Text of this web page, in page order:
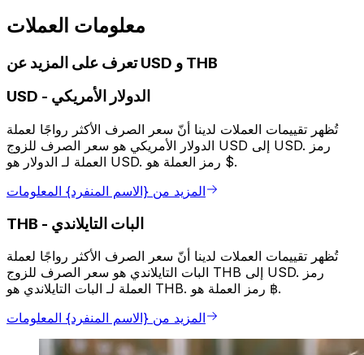
معلومات العملات
تعرف على المزيد عن USD و THB
USD - الدولار الأمريكي
تُظهر تقييمات العملات لدينا أنّ سعر الصرف الأكثر رواجًا لعملة
الدولار الأمريكي هو سعر الصرف للزوج USD إلى USD. رمز
العملة لـ الدولار هو USD. رمز العملة هو $.
المزيد من {الاسم المنفرد} المعلومات
THB - البات التايلاندي
تُظهر تقييمات العملات لدينا أنّ سعر الصرف الأكثر رواجًا لعملة
البات التايلاندي هو سعر الصرف للزوج THB إلى USD. رمز
العملة لـ البات التايلاندي هو THB. رمز العملة هو ฿.
المزيد من {الاسم المنفرد} المعلومات